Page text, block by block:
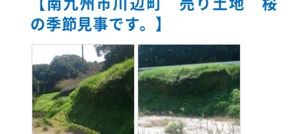
の季節見事です。】